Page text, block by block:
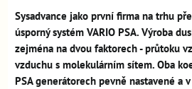
Sysadvance jako první firma na trhu
úsporný systém VARIO PSA. Výroba
zejména na dvou faktorech - průtoku
vzduchu s molekulárním sítem. Oba
PSA generátorech pevně nastavené a